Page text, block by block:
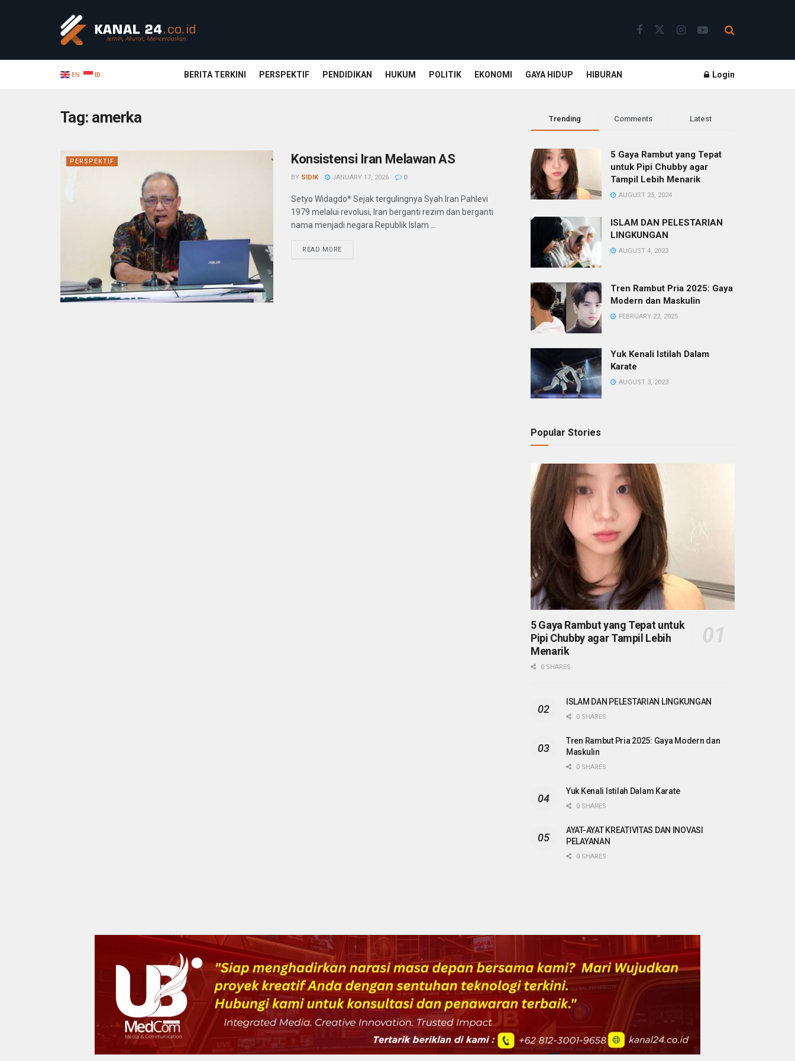
EN ID BERITA TERKINI PERSPEKTIF PENDIDIKAN HUKUM POLITIK EKONOMI GAYA HIDUP HIBURAN Login
Tag: amerka
PERSPEKTIF Konsistensi Iran Melawan AS
BY SIDIK JANUARY 17, 2026 0
Setyo Widagdo* Sejak tergulingnya Syah Iran Pahlevi
1979 melalui revolusi, Iran berganti rezim dan berganti
nama menjadi negara Republik Islam ...
READ MORE
Trending Comments Latest
5 Gaya Rambut yang Tepat
untuk Pipi Chubby agar
Tampil Lebih Menarik
AUGUST 25, 2024
ISLAM DAN PELESTARIAN
LINGKUNGAN
AUGUST 4, 2023
Tren Rambut Pria 2025: Gaya
Modern dan Maskulin
FEBRUARY 22, 2025
Yuk Kenali Istilah Dalam
Karate
AUGUST 3, 2023
Popular Stories
5 Gaya Rambut yang Tepat untuk
Pipi Chubby agar Tampil Lebih
Menarik
0 SHARES
ISLAM DAN PELESTARIAN LINGKUNGAN
0 SHARES
Tren Rambut Pria 2025: Gaya Modern dan
Maskulin
0 SHARES
Yuk Kenali Istilah Dalam Karate
0 SHARES
AYAT-AYAT KREATIVITAS DAN INOVASI
PELAYANAN
0 SHARES